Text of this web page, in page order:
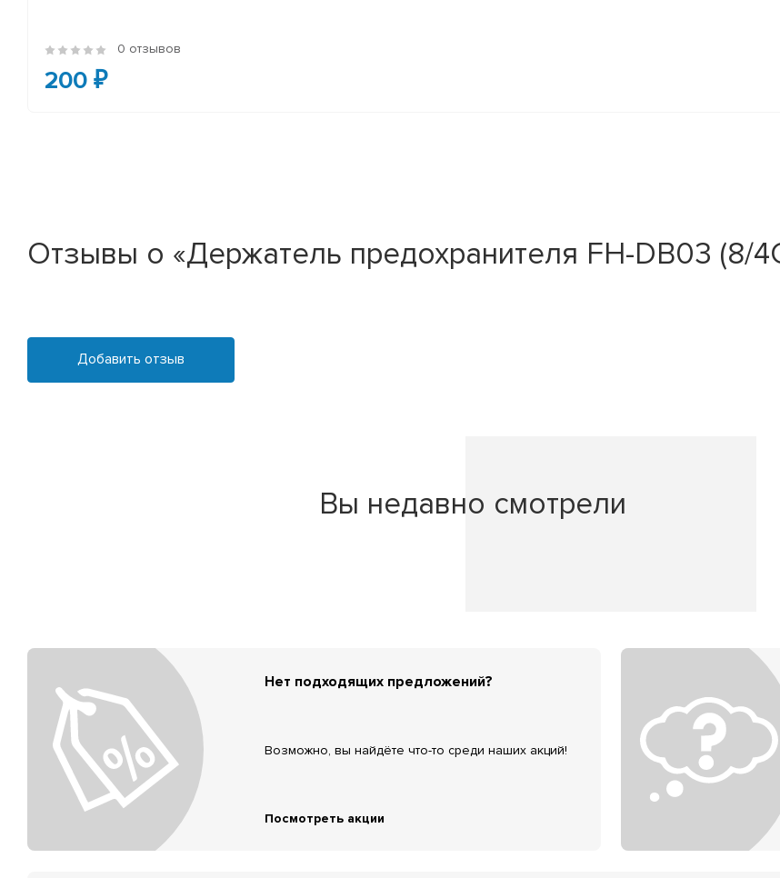
0 отзывов
200 ₽
Отзывы о «Держатель предохранителя FH-DB03 (8/
Добавить отзыв
Вы недавно смотрели
Нет подходящих предложений?
Возможно, вы найдёте что-то среди наших акций!
Посмотреть акции